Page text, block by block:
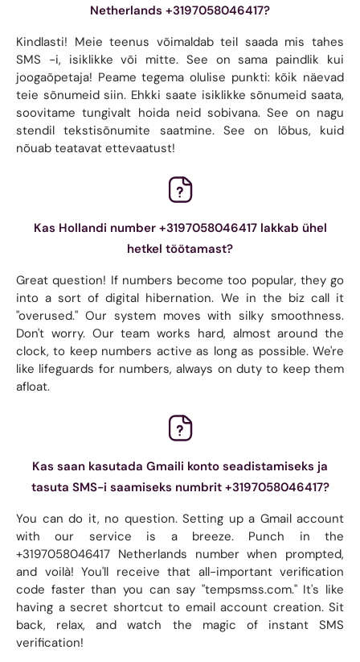
Netherlands +3197058046417?
Kindlasti! Meie teenus võimaldab teil saada mis tahes
SMS -i, isiklikke või mitte. See on sama paindlik kui
joogaõpetaja! Peame tegema olulise punkti: kõik näevad
teie sõnumeid siin. Ehkki saate isiklikke sõnumeid saata,
soovitame tungivalt hoida neid sobivana. See on nagu
stendil tekstisõnumite saatmine. See on lõbus, kuid
nõuab teatavat ettevaatust!
Kas Hollandi number +3197058046417 lakkab ühel
hetkel töötamast?
Great question! If numbers become too popular, they go
into a sort of digital hibernation. We in the biz call it
"overused." Our system moves with silky smoothness.
Don't worry. Our team works hard, almost around the
clock, to keep numbers active as long as possible. We're
like lifeguards for numbers, always on duty to keep them
afloat.
Kas saan kasutada Gmaili konto seadistamiseks ja
tasuta SMS-i saamiseks numbrit +3197058046417?
You can do it, no question. Setting up a Gmail account
with our service is a breeze. Punch in the
+3197058046417 Netherlands number when prompted,
and voilà! You'll receive that all-important verification
code faster than you can say "tempsmss.com." It's like
having a secret shortcut to email account creation. Sit
back, relax, and watch the magic of instant SMS
verification!